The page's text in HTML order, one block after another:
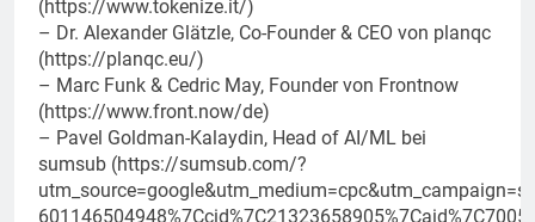
(https://www.tokenize.it/)
– Dr. Alexander Glätzle, Co-Founder & CEO von planqc
(https://planqc.eu/)
– Marc Funk & Cedric May, Founder von Frontnow
(https://www.front.now/de)
– Pavel Goldman-Kalaydin, Head of AI/ML bei
sumsub (https://sumsub.com/?